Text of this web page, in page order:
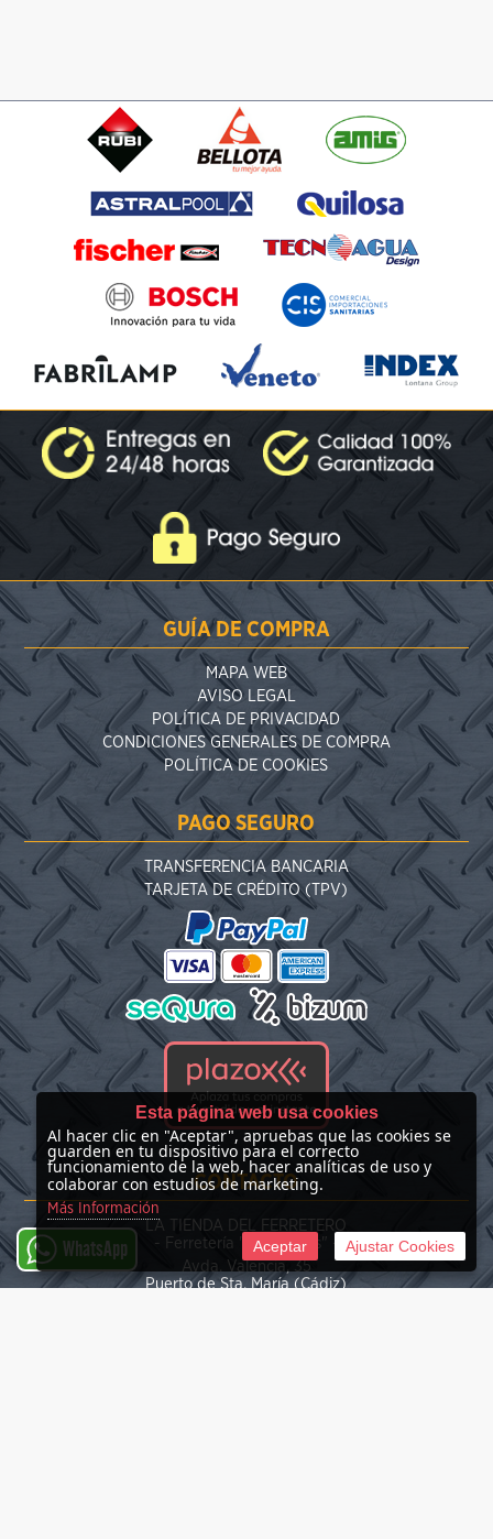
GUÍA DE COMPRA
MAPA WEB
AVISO LEGAL
POLÍTICA DE PRIVACIDAD
CONDICIONES GENERALES DE COMPRA
POLÍTICA DE COOKIES
PAGO SEGURO
TRANSFERENCIA BANCARIA
TARJETA DE CRÉDITO (TPV)
CONTACTO
LA TIENDA DEL FERRETERO
- Ferretería "Las Nieves" -
Avda. Valencia, 35
Puerto de Sta. María (Cádiz)
WhatsApp
Esta página web usa cookies
Al hacer clic en "Aceptar", apruebas que las cookies se
guarden en tu dispositivo para el correcto
funcionamiento de la web, hacer analíticas de uso y
colaborar con estudios de marketing.
Más Información
Aceptar Ajustar Cookies